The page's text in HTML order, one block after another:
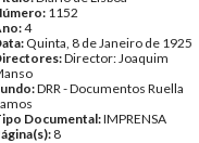
1152
4
Quinta, 8 de Janeiro de 1925
Director: Joaquim
DRR - Documentos Ruella
Documental:IMPRENSA
8